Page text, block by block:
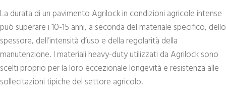
La durata di un pavimento Agrilock in condizioni agricole intense
può superare i 10-15 anni, a seconda del materiale specifico, dello
spessore, dell’intensità d’uso e della regolarità della
manutenzione. I materiali heavy-duty utilizzati da Agrilock sono
scelti proprio per la loro eccezionale longevità e resistenza alle
sollecitazioni tipiche del settore agricolo.